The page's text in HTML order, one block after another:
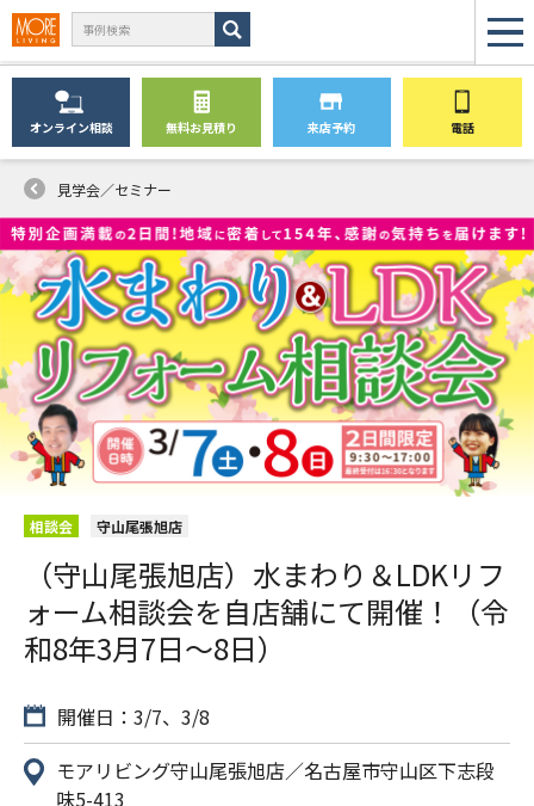
オンライン相談 無料お見積り 来店予約 電話
見学会／セミナー
相談会 守山尾張旭店
（守山尾張旭店）水まわり＆LDKリフ
ォーム相談会を自店舗にて開催！（令
和8年3月7日〜8日）
開催日：3/7、3/8
モアリビング守山尾張旭店／名古屋市守山区下志段
味5-413